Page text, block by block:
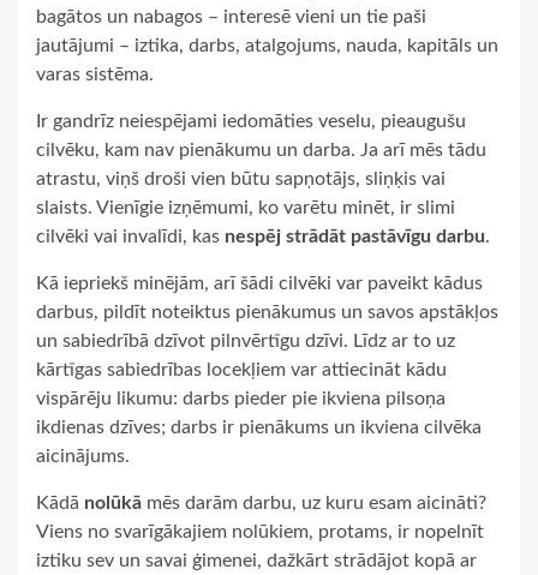
bagātos un nabagos – interesē vieni un tie paši
jautājumi – iztika, darbs, atalgojums, nauda, kapitāls un
varas sistēma.
Ir gandrīz neiespējami iedomāties veselu, pieaugušu
cilvēku, kam nav pienākumu un darba. Ja arī mēs tādu
atrastu, viņš droši vien būtu sapņotājs, sliņķis vai
slaists. Vienīgie izņēmumi, ko varētu minēt, ir slimi
cilvēki vai invalīdi, kas nespēj strādāt pastāvīgu darbu.
Kā iepriekš minējām, arī šādi cilvēki var paveikt kādus
darbus, pildīt noteiktus pienākumus un savos apstākļos
un sabiedrībā dzīvot pilnvērtīgu dzīvi. Līdz ar to uz
kārtīgas sabiedrības locekļiem var attiecināt kādu
vispārēju likumu: darbs pieder pie ikviena pilsoņa
ikdienas dzīves; darbs ir pienākums un ikviena cilvēka
aicinājums.
Kādā nolūkā mēs darām darbu, uz kuru esam aicināti?
Viens no svarīgākajiem nolūkiem, protams, ir nopelnīt
iztiku sev un savai ģimenei, dažkārt strādājot kopā ar